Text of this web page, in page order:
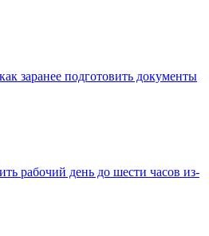
заранее подготовить документы
рабочий день до шести часов из-